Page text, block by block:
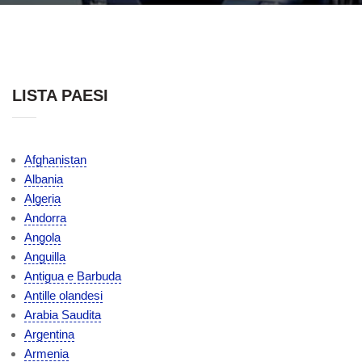
LISTA PAESI
Afghanistan
Albania
Algeria
Andorra
Angola
Anguilla
Antigua e Barbuda
Antille olandesi
Arabia Saudita
Argentina
Armenia